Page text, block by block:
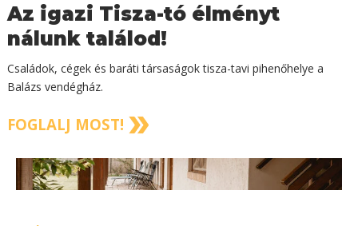
Az igazi Tisza-tó élményt
nálunk találod!
Családok, cégek és baráti társaságok tisza-tavi pihenőhelye a
Balázs vendégház.
FOGLALJ MOST!